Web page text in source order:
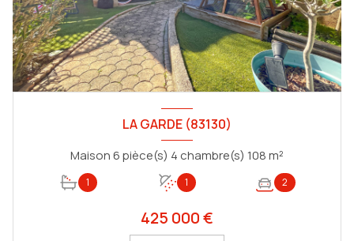
LA GARDE (83130)
Maison 6 pièce(s) 4 chambre(s) 108 m²
1 1 2
425 000 €